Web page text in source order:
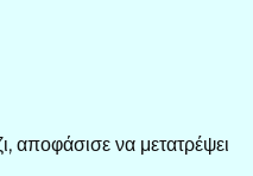
αποφάσισε να μετατρέψει